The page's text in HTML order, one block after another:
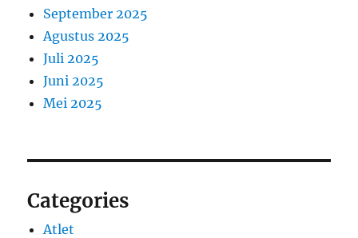
September 2025
Agustus 2025
Juli 2025
Juni 2025
Mei 2025
Categories
Atlet